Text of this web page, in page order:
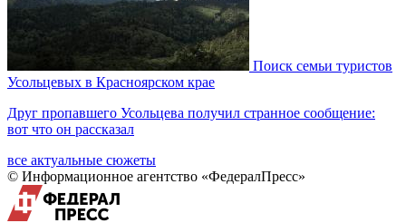
Поиск семьи туристов
Усольцевых в Красноярском крае
Друг пропавшего Усольцева получил странное сообщение:
вот что он рассказал
все актуальные сюжеты
© Информационное агентство «ФедералПресс»